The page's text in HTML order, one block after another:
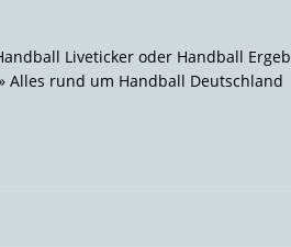
Liveticker oder Handball
Alles rund um Handball Deutschland